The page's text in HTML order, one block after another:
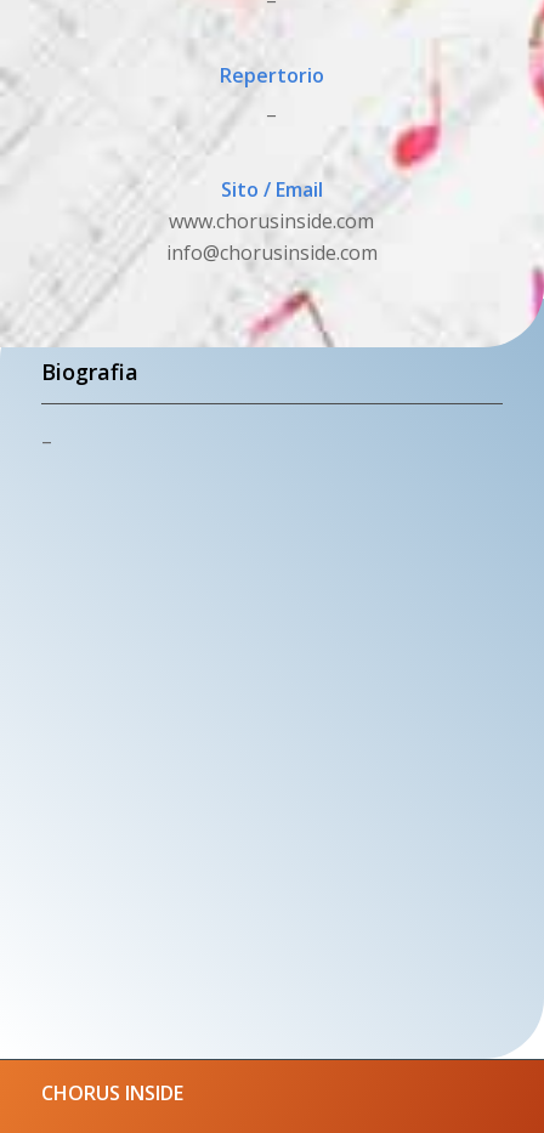
Repertorio
Sito / Email
www.chorusinside.com
info@chorusinside.com
Biografia
–
CHORUS INSIDE